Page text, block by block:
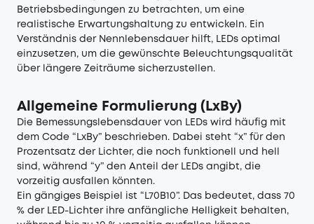
Betriebsbedingungen zu betrachten, um eine
realistische Erwartungshaltung zu entwickeln. Ein
Verständnis der Nennlebensdauer hilft, LEDs optimal
einzusetzen, um die gewünschte Beleuchtungsqualität
über längere Zeiträume sicherzustellen.
Allgemeine Formulierung (LxBy)
Die Bemessungslebensdauer von LEDs wird häufig mit
dem Code “LxBy” beschrieben. Dabei steht “x” für den
Prozentsatz der Lichter, die noch funktionell und hell
sind, während “y” den Anteil der LEDs angibt, die
vorzeitig ausfallen könnten.
Ein gängiges Beispiel ist “L70B10”. Das bedeutet, dass 70
% der LED-Lichter ihre anfängliche Helligkeit behalten,